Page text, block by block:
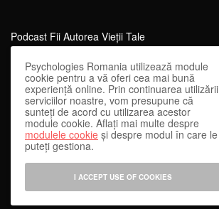
Podcast Fii Autorea Vieții Tale
Evenimente Fii Autoarea Vieții Tale!
SportEdu
Antrenament Mental pentru Sportivi
Learning Network
WEnough
Reward & Engage
Psychologies Romania utilizează module
cookie pentru a vă oferi cea mai bună
experiență online. Prin continuarea utilizării
serviciilor noastre, vom presupune că
sunteți de acord cu utilizarea acestor
module cookie. Aflați mai multe despre
modulele cookie și despre modul în care le
puteți gestiona.
I ACCEPT USE OF COOKIES